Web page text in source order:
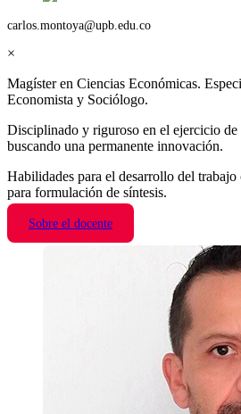
carlos.montoya@upb.edu.co
×
Magíster en Ciencias Económicas.
Economista y Sociólogo.
Disciplinado y riguroso en el ejercicio de
buscando una permanente innovación.
Habilidades para el desarrollo del
para formulación de síntesis.
Sobre el docente